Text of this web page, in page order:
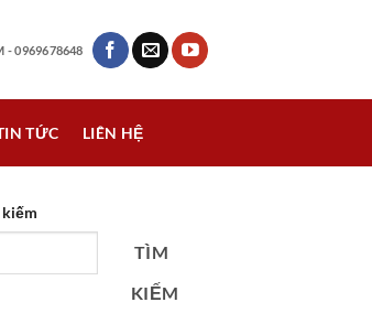
- 0969678648
TỨC LIÊN HỆ
TÌM
KIẾM